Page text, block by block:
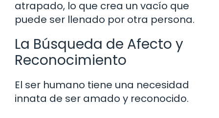
atrapado, lo que crea un vacío que
puede ser llenado por otra persona.
La Búsqueda de Afecto y
Reconocimiento
El ser humano tiene una necesidad
innata de ser amado y reconocido.